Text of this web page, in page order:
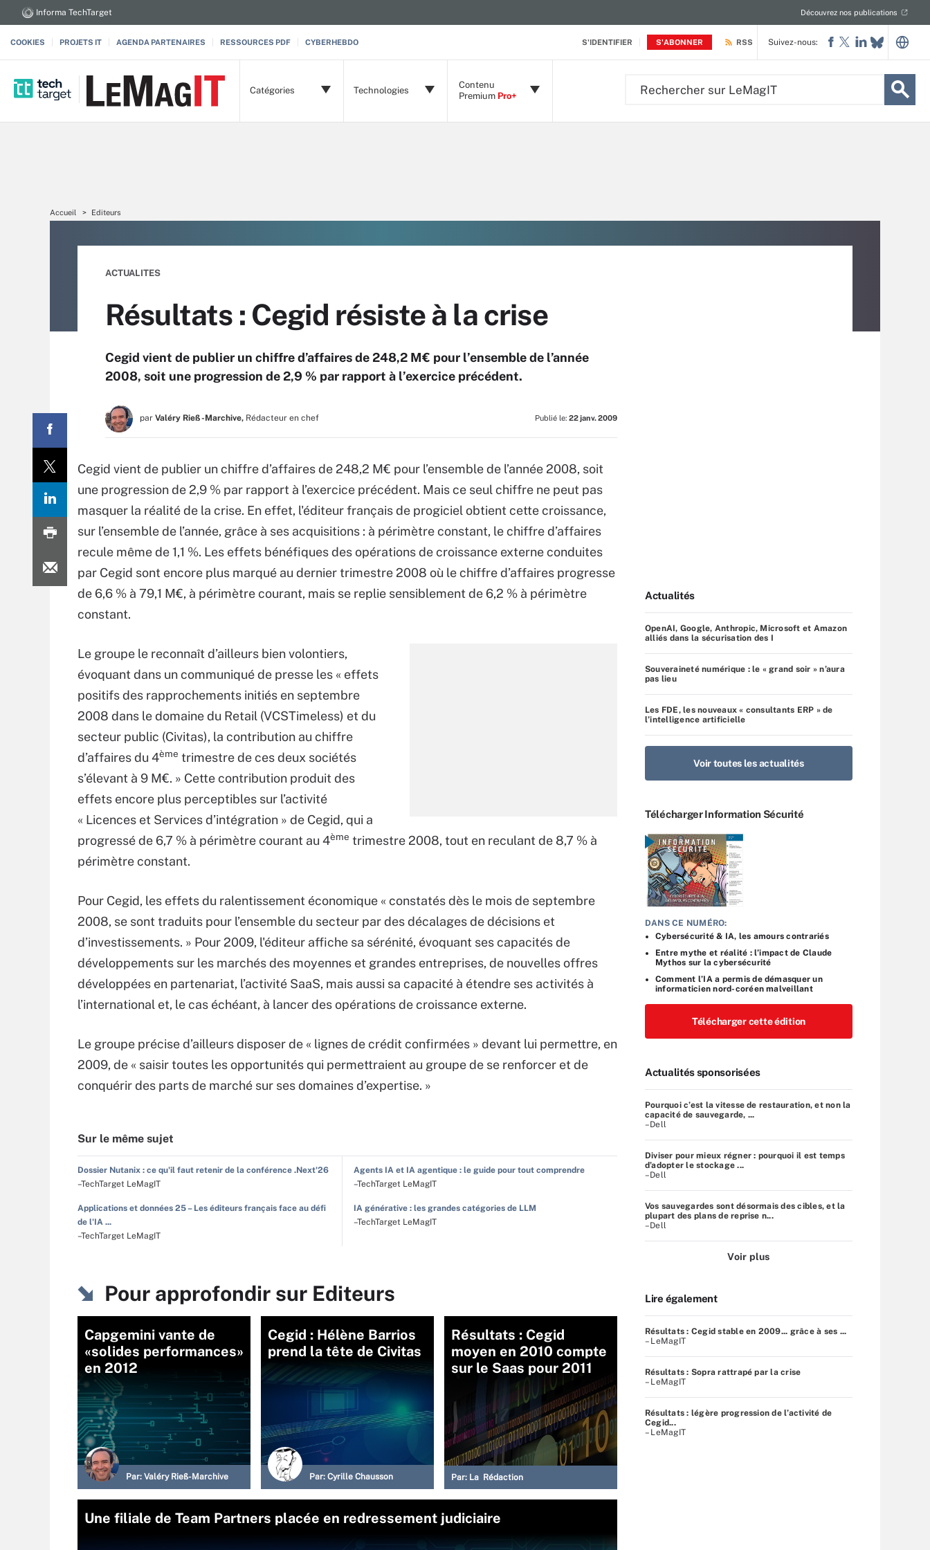
S'IDENTIFIER S'ABONNER
Informa TechTarget Découvrez nos publications
COOKIES PROJETS IT AGENDA PARTENAIRES RESSOURCES PDF CYBERHEBDO RSS
Catégories Technologies
Contenu
Premium Pro+
Suivez-nous:
Accueil Editeurs
ACTUALITES
Résultats : Cegid résiste à la crise
Cegid vient de publier un chiffre d’affaires de 248,2 M€ pour l’ensemble de l’année
2008, soit une progression de 2,9 % par rapport à l’exercice précédent.
par Valéry Rieß-Marchive, Rédacteur en chef Publié le: 22 janv. 2009
Cegid vient de publier un chiffre d’affaires de 248,2 M€ pour l’ensemble de l’année 2008, soit
une progression de 2,9 % par rapport à l’exercice précédent. Mais ce seul chiffre ne peut pas
masquer la réalité de la crise. En effet, l'éditeur français de progiciel obtient cette croissance,
sur l’ensemble de l’année, grâce à ses acquisitions : à périmètre constant, le chiffre d’affaires
recule même de 1,1 %. Les effets bénéfiques des opérations de croissance externe conduites
par Cegid sont encore plus marqué au dernier trimestre 2008 où le chiffre d’affaires progresse
de 6,6 % à 79,1 M€, à périmètre courant, mais se replie sensiblement de 6,2 % à périmètre
constant.
Le groupe le reconnaît d’ailleurs bien volontiers,
évoquant dans un communiqué de presse les « effets
positifs des rapprochements initiés en septembre
2008 dans le domaine du Retail (VCSTimeless) et du
secteur public (Civitas), la contribution au chiffre
d’affaires du 4ème trimestre de ces deux sociétés
s’élevant à 9 M€. » Cette contribution produit des
effets encore plus perceptibles sur l’activité
« Licences et Services d’intégration » de Cegid, qui a
progressé de 6,7 % à périmètre courant au 4ème trimestre 2008, tout en reculant de 8,7 % à
périmètre constant.
Pour Cegid, les effets du ralentissement économique « constatés dès le mois de septembre
2008, se sont traduits pour l’ensemble du secteur par des décalages de décisions et
d’investissements. » Pour 2009, l'éditeur affiche sa sérénité, évoquant ses capacités de
développements sur les marchés des moyennes et grandes entreprises, de nouvelles offres
développées en partenariat, l’activité SaaS, mais aussi sa capacité à étendre ses activités à
l’international et, le cas échéant, à lancer des opérations de croissance externe.
Le groupe précise d’ailleurs disposer de « lignes de crédit confirmées » devant lui permettre, en
2009, de « saisir toutes les opportunités qui permettraient au groupe de se renforcer et de
conquérir des parts de marché sur ses domaines d’expertise. »
Sur le même sujet
Dossier Nutanix : ce qu'il faut retenir de la conférence .Next'26
–TechTarget LeMagIT
Agents IA et IA agentique : le guide pour tout comprendre
–TechTarget LeMagIT
Applications et données 25 – Les éditeurs français face au défi
de l'IA ...
–TechTarget LeMagIT
IA générative : les grandes catégories de LLM
–TechTarget LeMagIT
Pour approfondir sur Editeurs
Capgemini vante de
«solides performances»
en 2012
Par: Valéry Rieß-Marchive
Cegid : Hélène Barrios
prend la tête de Civitas
Par: Cyrille Chausson
Résultats : Cegid
moyen en 2010 compte
sur le Saas pour 2011
Par: La Rédaction
Une filiale de Team Partners placée en redressement judiciaire
Actualités
OpenAI, Google, Anthropic, Microsoft et Amazon
alliés dans la sécurisation des I
Souveraineté numérique : le « grand soir » n’aura
pas lieu
Les FDE, les nouveaux « consultants ERP » de
l’intelligence artificielle
Voir toutes les actualités
Télécharger Information Sécurité
DANS CE NUMÉRO:
Cybersécurité & IA, les amours contrariés
Entre mythe et réalité : l’impact de Claude
Mythos sur la cybersécurité
Comment l’IA a permis de démasquer un
informaticien nord-coréen malveillant
Télécharger cette édition
Actualités sponsorisées
Pourquoi c’est la vitesse de restauration, et non la
capacité de sauvegarde, ...
–Dell
Diviser pour mieux régner : pourquoi il est temps
d’adopter le stockage ...
–Dell
Vos sauvegardes sont désormais des cibles, et la
plupart des plans de reprise n...
–Dell
Voir plus
Lire également
Résultats : Cegid stable en 2009... grâce à ses ...
– LeMagIT
Résultats : Sopra rattrapé par la crise
– LeMagIT
Résultats : légère progression de l’activité de
Cegid...
– LeMagIT